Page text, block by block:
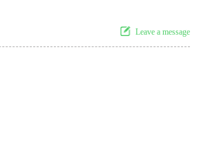
Leave a message